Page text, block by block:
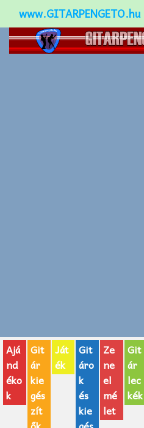
www.GITARPENGETO.hu
Népszerű-
AJÁNDÉK ÖTLETEK
Vicces
GITÁR MÁRKÁK
Ajá
nd
éko
k
Git
ár
kie
gés
zít
Ját
ék
Git
áro
k
és
kie
Ze
ne
el
mé
let
Git
ár
lec
kék